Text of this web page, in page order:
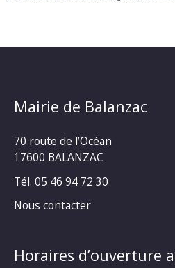
Mairie de Balanzac
70 route de l’Océan
17600 BALANZAC
Tél. 05 46 94 72 30
Nous contacter
Horaires d’ouverture